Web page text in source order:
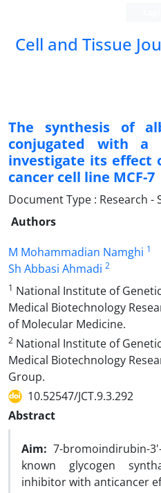
Cell and Tissue
The synthesis of
conjugated with a
investigate its effect
cancer cell line MCF-7
Document Type : Research -
Authors
M Mohammadian Namghi 1
Sh Abbasi Ahmadi 2
1 National Institute of
Medical Biotechnology
of Molecular Medicine.
2 National Institute of
Medical Biotechnology
Group.
10.52547/JCT.9.3.292
Abstract
Aim: 7-bromoindirubin-
known glycogen
inhibitor with anticancer